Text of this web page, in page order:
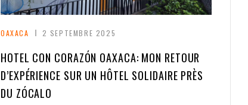
OAXACA 2 SEPTEMBRE 2025
HOTEL CON CORAZÓN OAXACA: MON RETOUR
D’EXPÉRIENCE SUR UN HÔTEL SOLIDAIRE PRÈS
DU ZÓCALO